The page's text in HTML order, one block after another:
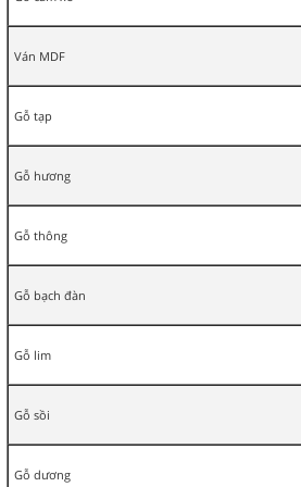
Ván MDF
Gỗ tạp
Gỗ hương
Gỗ thông
Gỗ bạch đàn
Gỗ lim
Gỗ sồi
Gỗ dương